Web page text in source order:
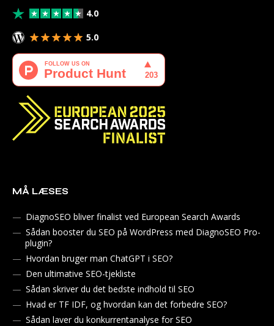
4.0
5.0
MÅ LÆSES
DiagnoSEO bliver finalist ved European Search Awards
Sådan booster du SEO på WordPress med DiagnoSEO Pro-
plugin?
Hvordan bruger man ChatGPT i SEO?
Den ultimative SEO-tjekliste
Sådan skriver du det bedste indhold til SEO
Hvad er TF IDF, og hvordan kan det forbedre SEO?
Sådan laver du konkurrentanalyse for SEO